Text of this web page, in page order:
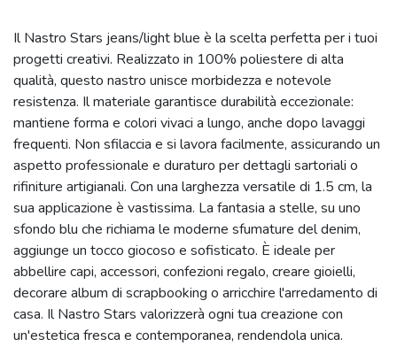
Il Nastro Stars jeans/light blue è la scelta perfetta per i tuoi
progetti creativi. Realizzato in 100% poliestere di alta
qualità, questo nastro unisce morbidezza e notevole
resistenza. Il materiale garantisce durabilità eccezionale:
mantiene forma e colori vivaci a lungo, anche dopo lavaggi
frequenti. Non sfilaccia e si lavora facilmente, assicurando un
aspetto professionale e duraturo per dettagli sartoriali o
rifiniture artigianali. Con una larghezza versatile di 1.5 cm, la
sua applicazione è vastissima. La fantasia a stelle, su uno
sfondo blu che richiama le moderne sfumature del denim,
aggiunge un tocco giocoso e sofisticato. È ideale per
abbellire capi, accessori, confezioni regalo, creare gioielli,
decorare album di scrapbooking o arricchire l'arredamento di
casa. Il Nastro Stars valorizzerà ogni tua creazione con
un'estetica fresca e contemporanea, rendendola unica.